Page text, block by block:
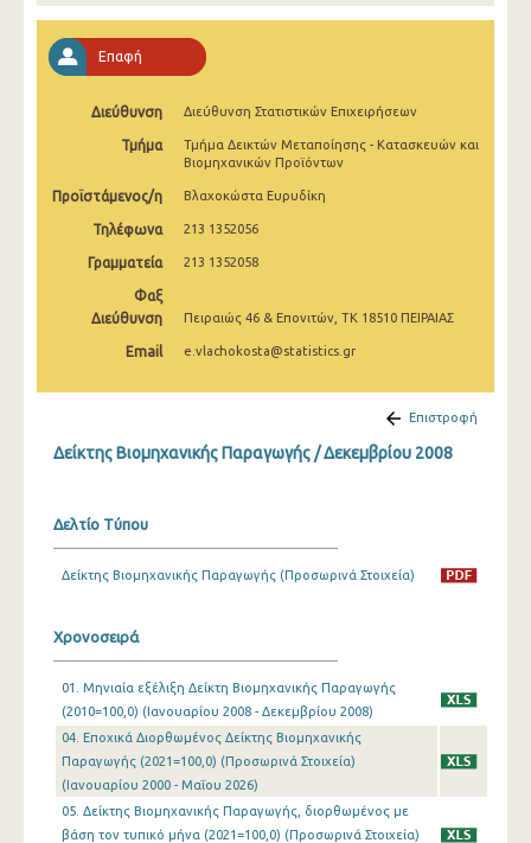
Αυγούστου 2025
Ιουλίου 2025
Ιουνίου 2025
Μαΐου 2025
Μαρτίου 2025
Φεβρουαρίου 2025
Νοεμβρίου 2024
Αυγούστου 2024
Ιουλίου 2024
Μαΐου 2024
Απριλίου 2024
Μαρτίου 2024
Επαφή
Διεύθυνση Διεύθυνση Στατιστικών Επιχειρήσεων
Τμήμα
Τμήμα Δεικτών Μεταποίησης - Κατασκευών και
Βιομηχανικών Προϊόντων
Προϊστάμενος/η Βλαχοκώστα Ευρυδίκη
Τηλέφωνα 213 1352056
Γραμματεία 213 1352058
Φαξ
Διεύθυνση
Πειραιώς 46 & Επονιτών, ΤΚ 18510 ΠΕΙΡΑΙΑΣ
Email e.vlachokosta@statistics.gr
Επιστροφή
Δείκτης Βιομηχανικής Παραγωγής / Δεκεμβρίου 2008
Δελτίο Τύπου
Δείκτης Βιομηχανικής Παραγωγής (Προσωρινά Στοιχεία)
Χρονοσειρά
01. Μηνιαία εξέλιξη Δείκτη Βιομηχανικής Παραγωγής
(2010=100,0) (Ιανουαρίου 2008 - Δεκεμβρίου 2008)
04. Εποχικά Διορθωμένος Δείκτης Βιομηχανικής
Παραγωγής (2021=100,0) (Προσωρινά Στοιχεία)
(Ιανουαρίου 2000 - Μαΐου 2026)
05. Δείκτης Βιομηχανικής Παραγωγής, διορθωμένος με
βάση τον τυπικό μήνα (2021=100,0) (Προσωρινά Στοιχεία)